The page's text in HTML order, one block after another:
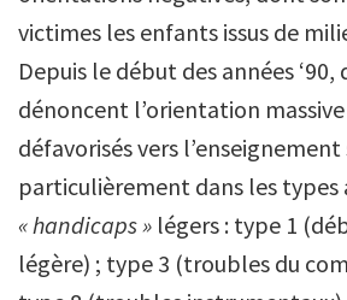
victimes les enfants issus de
Depuis le début des années ‘90,
dénoncent l’orientation
défavorisés vers
particulièrement dans les types
« handicaps » légers : type 1
légère) ; type 3 (troubles du